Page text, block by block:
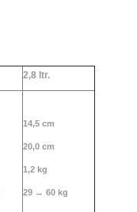
2,8 ltr.
14,5 cm
20,0 cm
1,2 kg
29 → 60 kg